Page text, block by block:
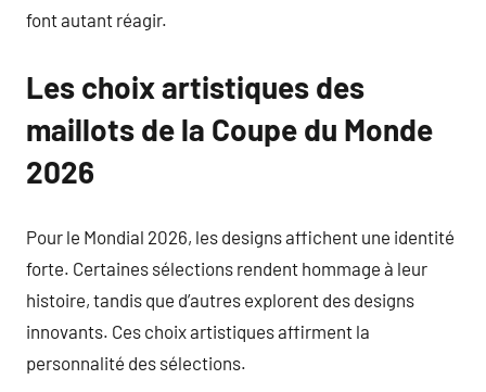
font autant réagir.
Les choix artistiques des
maillots de la Coupe du Monde
2026
Pour le Mondial 2026, les designs affichent une identité
forte. Certaines sélections rendent hommage à leur
histoire, tandis que d’autres explorent des designs
innovants. Ces choix artistiques affirment la
personnalité des sélections.